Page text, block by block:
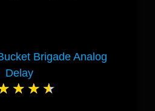
Brigade Analog
Delay